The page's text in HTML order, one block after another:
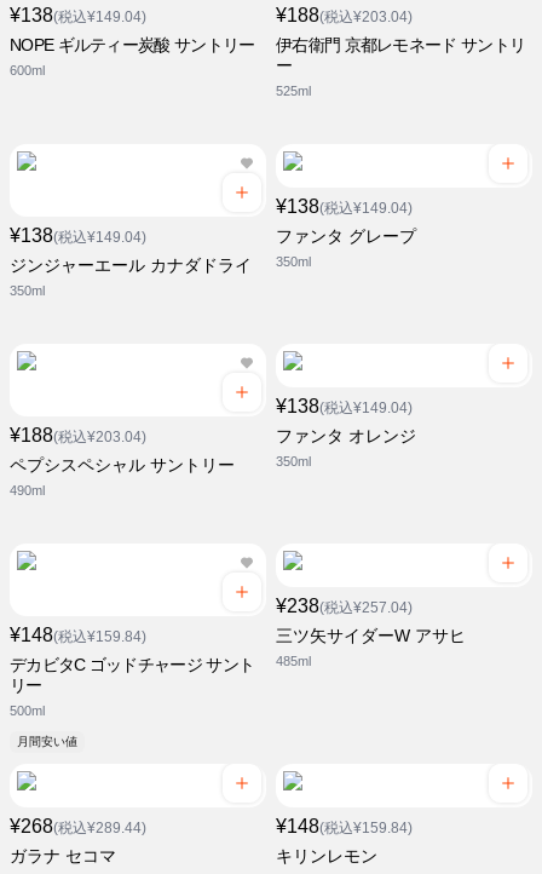
¥138(税込¥149.04)
NOPE ギルティー炭酸 サントリー
600ml
¥188(税込¥203.04)
伊右衛門 京都レモネード サントリ
ー
525ml
¥138(税込¥149.04)
ジンジャーエール カナダドライ
350ml
¥138(税込¥149.04)
ファンタ グレープ
350ml
¥188(税込¥203.04)
ペプシスペシャル サントリー
490ml
¥138(税込¥149.04)
ファンタ オレンジ
350ml
¥148(税込¥159.84)
デカビタC ゴッドチャージ サント
リー
500ml
月間安い値
¥238(税込¥257.04)
三ツ矢サイダーW アサヒ
485ml
¥268(税込¥289.44)
ガラナ セコマ
¥148(税込¥159.84)
キリンレモン